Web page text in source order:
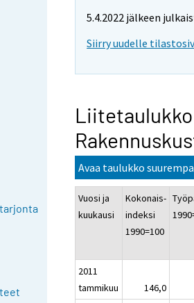
5.4.2022 jälkeen
Siirry uudelle
Avaa taulukko
Vuosi ja
kuukausi
Kokonais-
indeksi
1990=100
2011
tammikuu
146,0